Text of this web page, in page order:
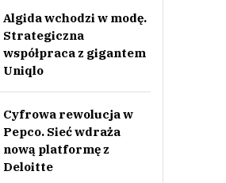
Algida wchodzi w modę.
Strategiczna
współpraca z gigantem
Uniqlo
Cyfrowa rewolucja w
Pepco. Sieć wdraża
nową platformę z
Deloitte